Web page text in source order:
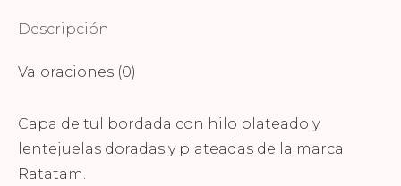
Descripción
Valoraciones (0)
Capa de tul bordada con hilo plateado y
lentejuelas doradas y plateadas de la marca
Ratatam.